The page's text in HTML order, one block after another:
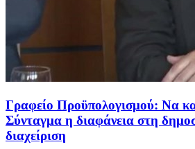
Γραφείο Προϋπολογισμού: Να
Σύνταγμα η διαφάνεια στη
διαχείριση